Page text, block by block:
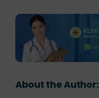
About the Author: